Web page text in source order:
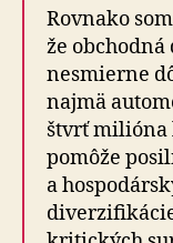
Rovnako
že ob­chod­ná
nesmierne
najmä
štvrť milióna
pomôže
a